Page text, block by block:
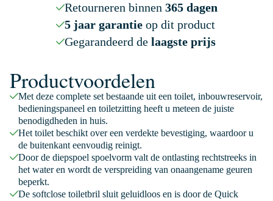
Retourneren binnen 365 dagen
5 jaar garantieop dit product
Gegarandeerd de laagste prijs
Productvoordelen
Met deze complete set bestaande uit een toilet, inbouwreservoir,
bedieningspaneel en toiletzitting heeft u meteen de juiste
benodigdheden in huis.
Het toilet beschikt over een verdekte bevestiging, waardoor u
de buitenkant eenvoudig reinigt.
Door de diepspoel spoelvorm valt de ontlasting rechtstreeks in
het water en wordt de verspreiding van onaangename geuren
beperkt.
De softclose toiletbril sluit geluidloos en is door de Quick